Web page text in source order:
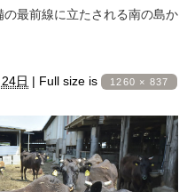
最前線に立たされる南の島か
日 | Full size is 1260 × 837